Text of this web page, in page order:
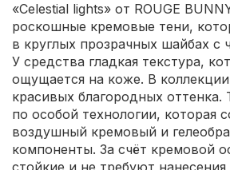
«Celestial lights» от ROUGE
роскошные кремовые тени,
в круглых прозрачных шайбах с
У средства гладкая текстура,
ощущается на коже. В
красивых благородных оттенка.
по особой технологии, которая
воздушный кремовый и
компоненты. За счёт кремовой